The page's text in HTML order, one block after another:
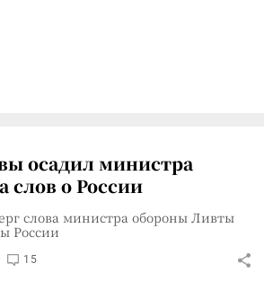
осадил министра
слов о России
слова министра обороны Ливты
России
15